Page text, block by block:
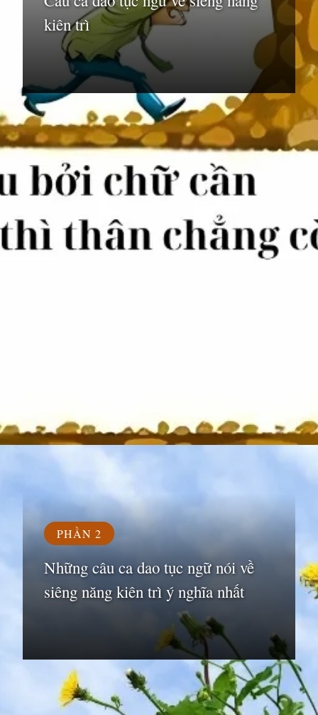
kiên trì
PHẦN 2
Những câu ca dao tục ngữ nói về
siêng năng kiên trì ý nghĩa nhất